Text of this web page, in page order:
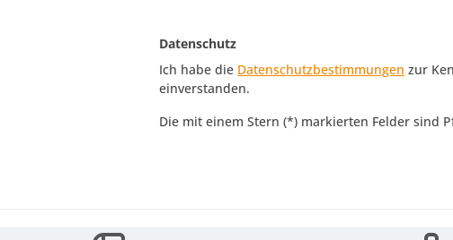
Datenschutz
Ich habe die Datenschutzbestimmungen zur
einverstanden.
Die mit einem Stern (*) markierten Felder sind